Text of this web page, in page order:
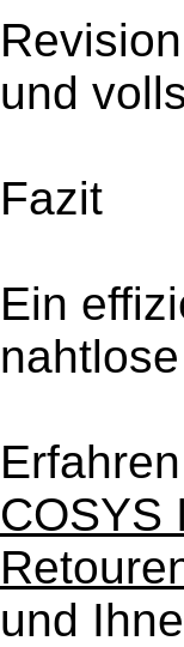
und
Fazit
Ein
COSYS
und